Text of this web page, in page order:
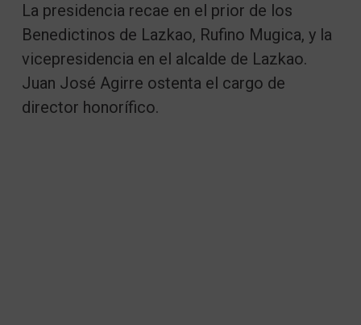
La presidencia recae en el prior de los
Benedictinos de Lazkao, Rufino Mugica, y la
vicepresidencia en el alcalde de Lazkao.
Juan José Agirre ostenta el cargo de
director honorífico.